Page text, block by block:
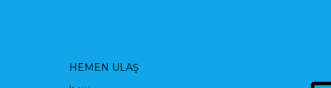
HEMEN ULAŞ